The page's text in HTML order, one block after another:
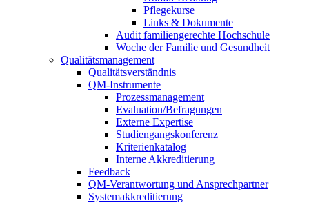
Pflegekurse
Links & Dokumente
Audit familiengerechte Hochschule
Woche der Familie und Gesundheit
Qualitätsmanagement
Qualitätsverständnis
QM-Instrumente
Prozessmanagement
Evaluation/Befragungen
Externe Expertise
Studiengangskonferenz
Kriterienkatalog
Interne Akkreditierung
Feedback
QM-Verantwortung und Ansprechpartner
Systemakkreditierung